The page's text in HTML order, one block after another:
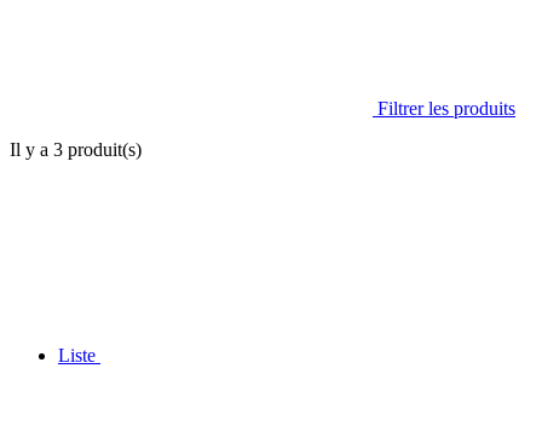
Filtrer les produits
Il y a 3 produit(s)
Liste